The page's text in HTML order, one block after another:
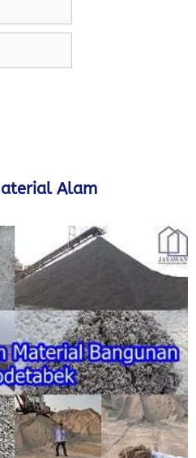
Alam